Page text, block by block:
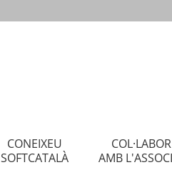
CONEIXEU
SOFTCATALÀ
AMB